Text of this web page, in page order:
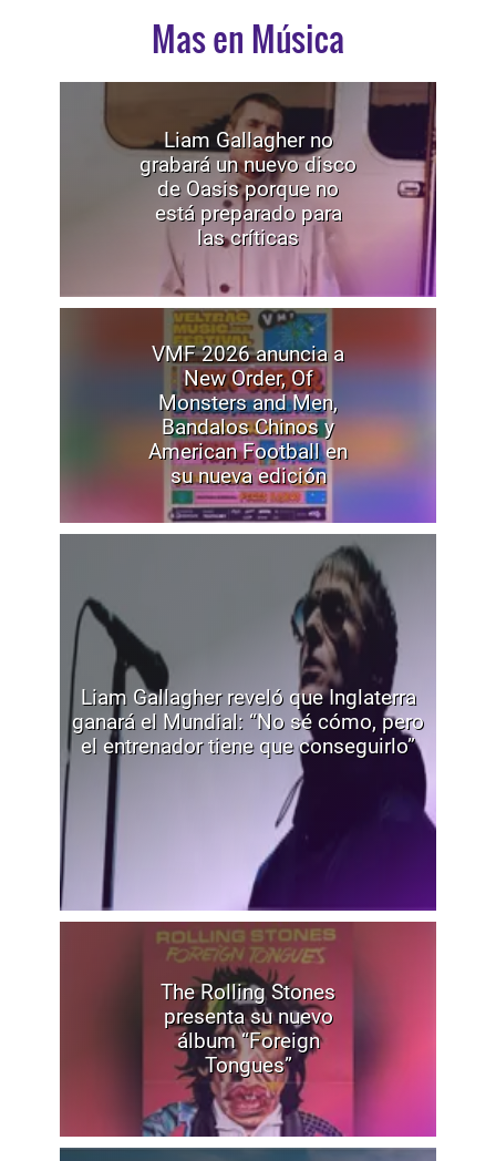
Mas en Música
Liam Gallagher no
grabará un nuevo disco
de Oasis porque no
está preparado para
las críticas
VMF 2026 anuncia a
New Order, Of
Monsters and Men,
Bandalos Chinos y
American Football en
su nueva edición
Liam Gallagher reveló que Inglaterra
ganará el Mundial: “No sé cómo, pero
el entrenador tiene que conseguirlo”
The Rolling Stones
presenta su nuevo
álbum “Foreign
Tongues”